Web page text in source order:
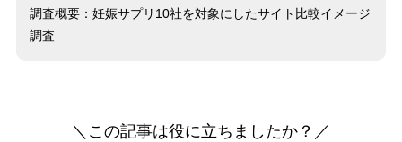
調査概要：妊娠サプリ10社を対象にしたサイト比較イメージ
調査
＼この記事は役に立ちましたか？／